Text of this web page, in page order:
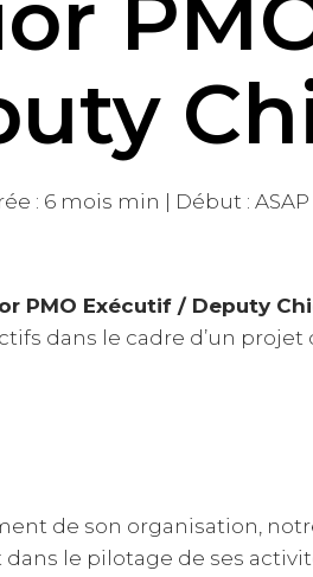
: 6 mois min | Début : ASAP
PMO Exécutif / Deputy
dans le cadre d’un
de son organisation,
le pilotage de ses